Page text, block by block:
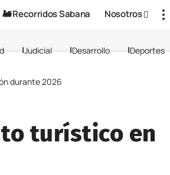
🚂 Recorridos Sabana Nosotros
Judicial Desarrollo Deportes
durante 2026
turístico en